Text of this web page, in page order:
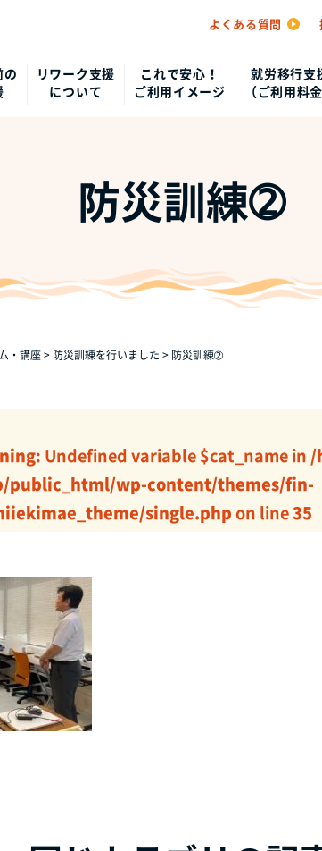
よくある質問
の
リワーク支援
について
これで安心！
ご利用イメージ
就労移行支
（ご利用料
防災訓練➁
・講座> 防災訓練を行いました > 防災訓練➁
: Undefined variable $cat_name in /
public_html/wp-content/themes/fin-
single.phpon line35